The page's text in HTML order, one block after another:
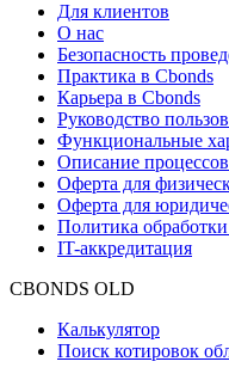
Для клиентов
О нас
Безопасность
Практика в Cbonds
Карьера в Cbonds
Руководство
Функциональные
Описание
Оферта для
Оферта для
Политика
IT-аккредитация
CBONDS OLD
Калькулятор
Поиск котировок